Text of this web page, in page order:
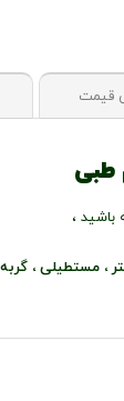
قیمت
طبی
،
، مستطیلی ،